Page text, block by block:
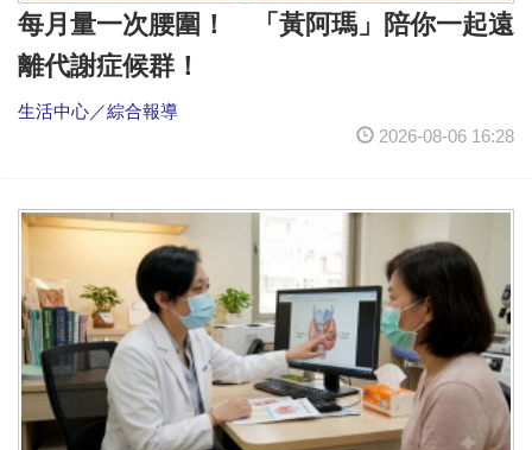
每月量一次腰圍！ 「黃阿瑪」陪你一起遠
離代謝症候群！
生活中心／綜合報導
2026-08-06 16:28